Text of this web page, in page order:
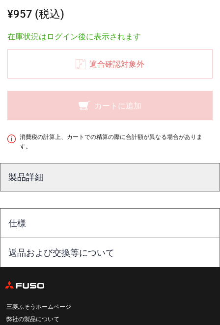
¥957 (税込)
在庫状況はログイン後に表示されます
適合確認対象外
カートに追加
消費税の計算上、カートでの精算の際に合計額が異なる場合がありま
す。
製品詳細
仕様
返品および交換等について
三菱ふそうホームページ
弊社の製品について